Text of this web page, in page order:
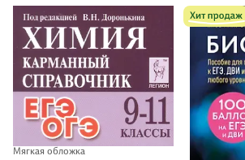
Мягкая обложка